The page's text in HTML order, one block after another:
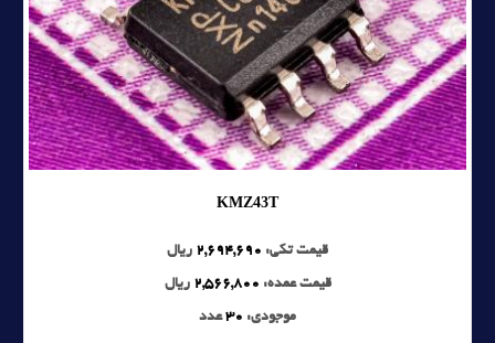
KMZ43T
قیمت تکی: 2,694,690 ریال
قیمت عمده: 2,566,800 ریال
موجودی: 30عدد